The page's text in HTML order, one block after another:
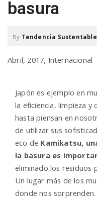
a
v
g
a
basura
By Tendencia Sustentable
Abril, 2017, Internacional
Japón es ejemplo en
la eficiencia, limpieza y
hasta piensan en
de utilizar sus
eco de Kamikatsu,
la basura es
eliminado los residuos
Un lugar más de los
donde nos sorprenden.